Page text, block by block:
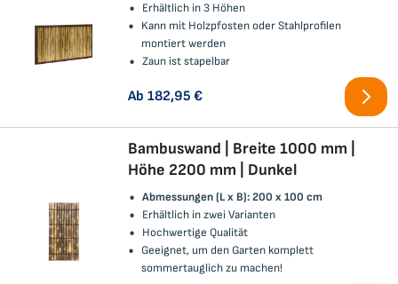
Erhältlich in 3 Höhen
Kann mit Holzpfosten oder Stahlprofilen
montiert werden
Zaun ist stapelbar
Ab 182,95 €
Bambuswand | Breite 1000 mm |
Höhe 2200 mm | Dunkel
Abmessungen (L x B): 200 x 100 cm
Erhältlich in zwei Varianten
Hochwertige Qualität
Geeignet, um den Garten komplett
sommertauglich zu machen!